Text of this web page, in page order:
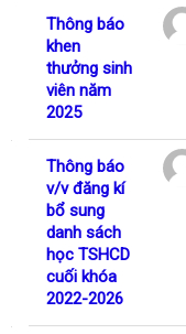
Thông báo
khen
thưởng sinh
viên năm
2025
Thông báo
v/v đăng kí
bổ sung
danh sách
học TSHCD
cuối khóa
2022-2026